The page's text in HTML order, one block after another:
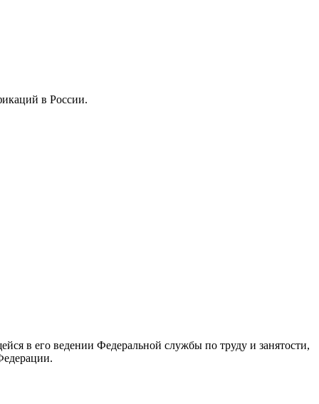
в России.
в его ведении Федеральной службы по труду и занятости,